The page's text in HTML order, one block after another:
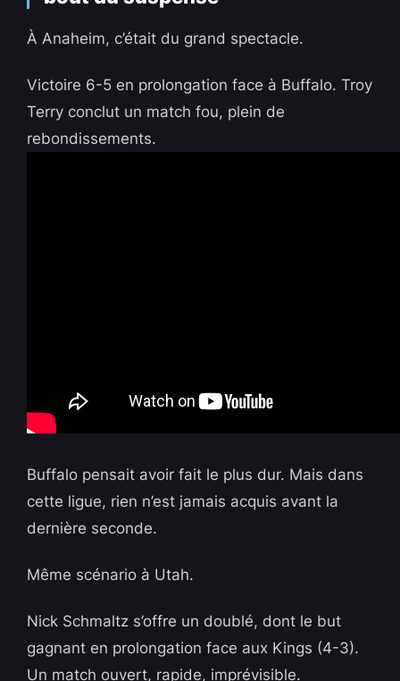
À Anaheim, c’était du grand spectacle.
Victoire 6-5 en prolongation face à Buffalo. Troy
Terry conclut un match fou, plein de
rebondissements.
Buffalo pensait avoir fait le plus dur. Mais dans
cette ligue, rien n’est jamais acquis avant la
dernière seconde.
Même scénario à Utah.
Nick Schmaltz s’offre un doublé, dont le but
gagnant en prolongation face aux Kings (4-3).
Un match ouvert, rapide, imprévisible.